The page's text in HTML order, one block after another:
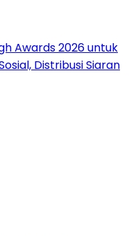
Awards 2026 untuk
Distribusi Siaran